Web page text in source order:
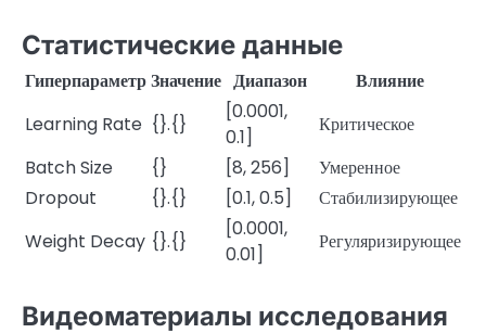
Статистические данные
ГиперпараметрЗначение Диапазон
Влияние
Learning Rate {}.{}
[0.0001,
0.1]
Критическое
Batch Size
{} [8, 256]
Умеренное
Dropout
{}.{} [0.1, 0.5]
Стабилизирующее
Weight Decay {}.{}
[0.0001,
0.01]
Регуляризирующее
Видеоматериалы исследования